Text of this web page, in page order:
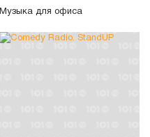
Музыка для офиса